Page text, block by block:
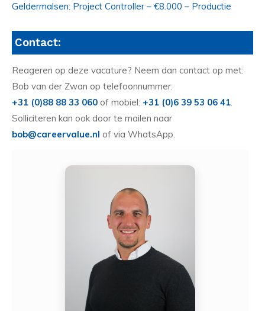
Geldermalsen: Project Controller – €8.000 – Productie
Contact:
Reageren op deze vacature? Neem dan contact op met:
Bob van der Zwan op telefoonnummer:
+31 (0)88 88 33 060 of mobiel: +31 (0)6 39 53 06 41.
Solliciteren kan ook door te mailen naar
bob@careervalue.nl of via WhatsApp.